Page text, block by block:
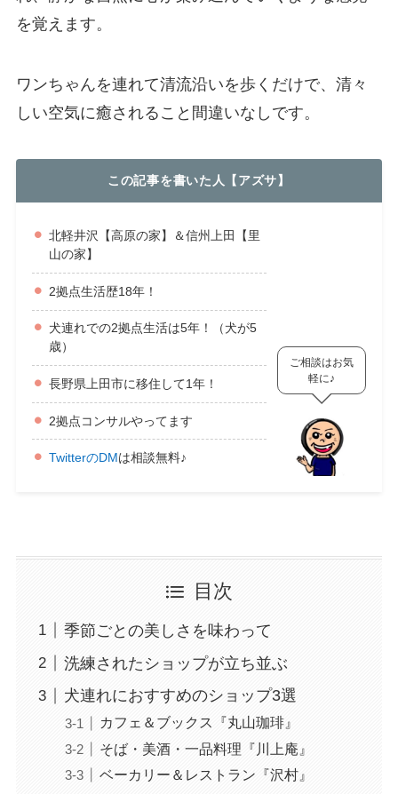
を覚えます。
ワンちゃんを連れて清流沿いを歩くだけで、清々
しい空気に癒されること間違いなしです。
この記事を書いた人【アズサ】
北軽井沢【高原の家】＆信州上田【里
山の家】
2拠点生活歴18年！
犬連れでの2拠点生活は5年！（犬が5
歳）
長野県上田市に移住して1年！
2拠点コンサルやってます
TwitterのDMは相談無料♪
ご相談はお気
軽に♪
目次
季節ごとの美しさを味わって
洗練されたショップが立ち並ぶ
犬連れにおすすめのショップ3選
カフェ＆ブックス『丸山珈琲』
そば・美酒・一品料理『川上庵』
ベーカリー＆レストラン『沢村』